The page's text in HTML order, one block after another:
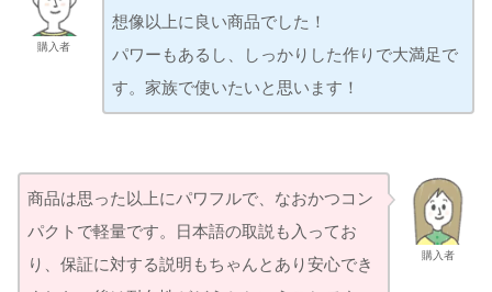
購入者
想像以上に良い商品でした！
パワーもあるし、しっかりした作りで大満足で
す。家族で使いたいと思います！
購入者
商品は思った以上にパワフルで、なおかつコン
パクトで軽量です。日本語の取説も入ってお
り、保証に対する説明もちゃんとあり安心でき